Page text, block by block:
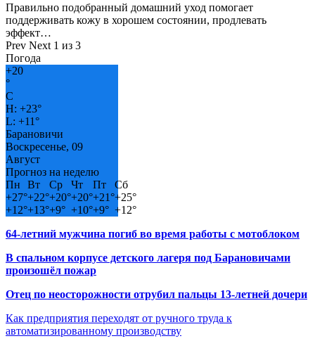
Правильно подобранный домашний уход помогает
поддерживать кожу в хорошем состоянии, продлевать
эффект…
Prev Next 1 из 3
Погода
+20
°
C
H: +23°
L: +11°
Барановичи
Воскресенье, 09
Август
Прогноз на неделю
Пн
Вт Ср Чт Пт
Сб
+27°+22°+20°+20°+21°+25°
+12°+13°+9° +10°+9° +12°
64-летний мужчина погиб во время работы с мотоблоком
В спальном корпусе детского лагеря под Барановичами
произошёл пожар
Отец по неосторожности отрубил пальцы 13-летней дочери
Как предприятия переходят от ручного труда к
автоматизированному производству